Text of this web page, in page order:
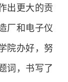
出更大的贡
厂和电子仪
院办好，努
词，书写了